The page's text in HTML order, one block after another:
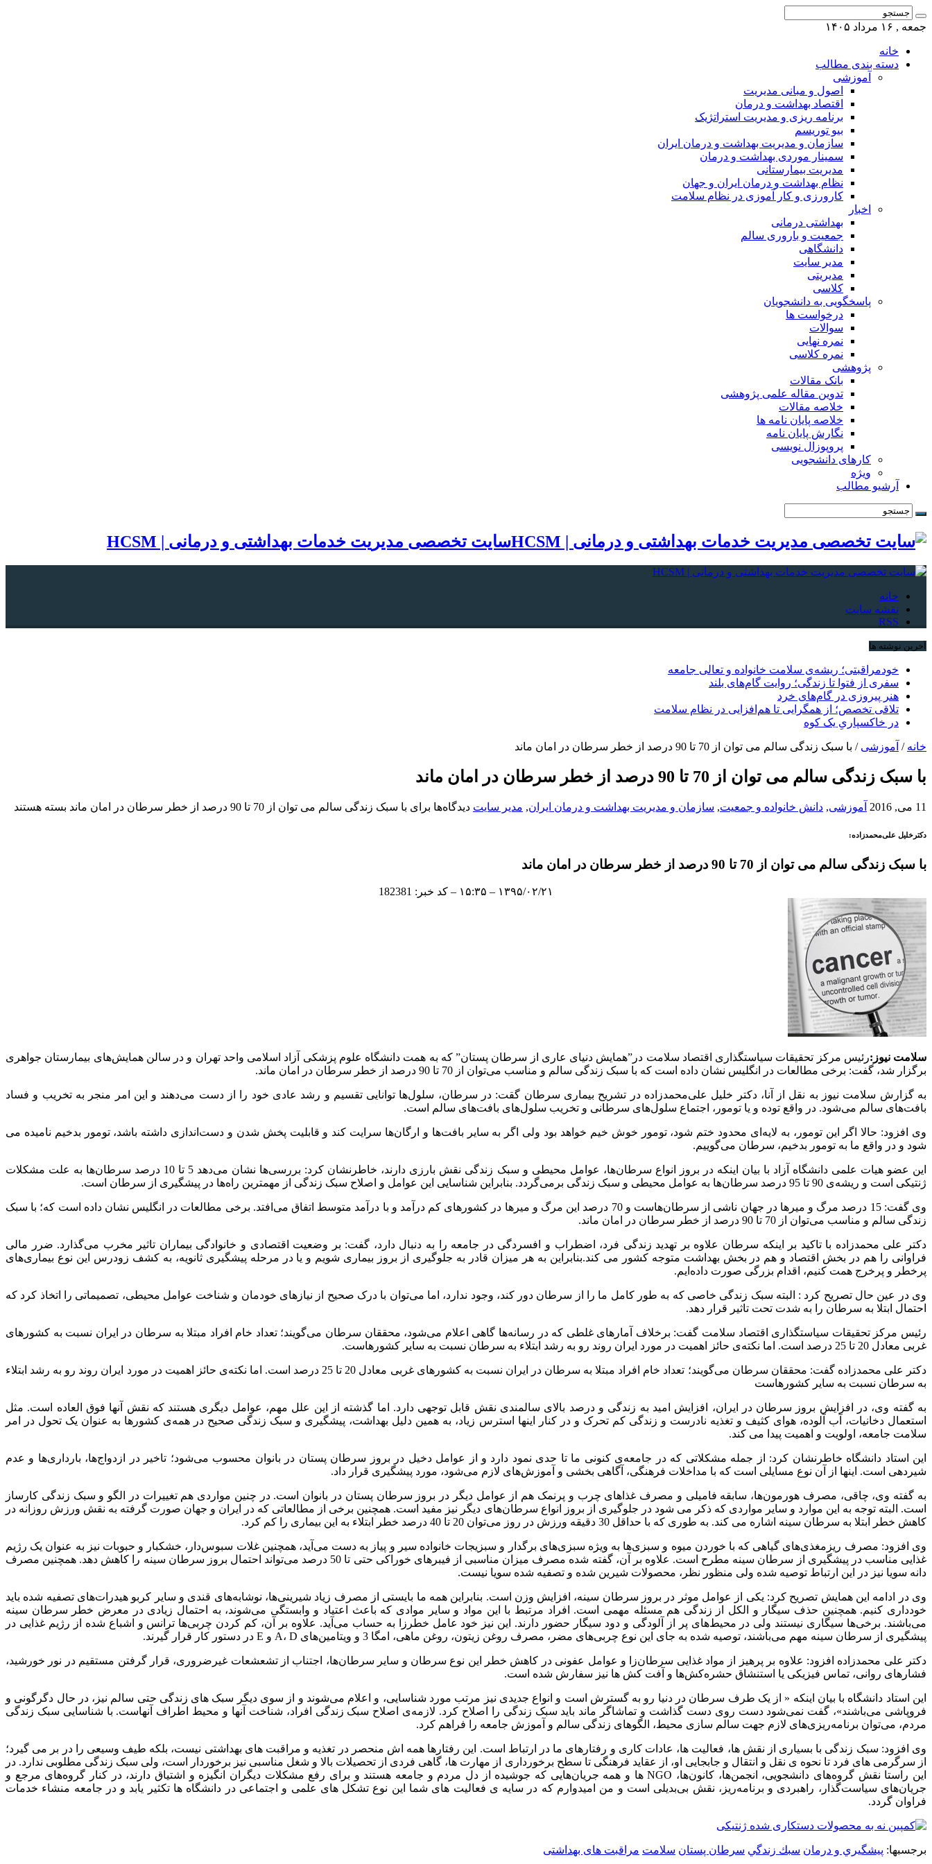
جمعه , ۱۶ مرداد ۱۴۰۵
خانه
دسته بندی مطالب
آموزشی
اصول و مبانی مدیریت
اقتصاد بهداشت و درمان
برنامه ریزی و مدیریت استراتژیک
بیو توریسم
سازمان و مدیریت بهداشت و درمان ایران
سمینار موردی بهداشت و درمان
مدیریت بیمارستانی
نظام بهداشت و درمان ایران و جهان
کارورزی و کار آموزی در نظام سلامت
اخبار
بهداشتی درمانی
جمعیت و باروری سالم
دانشگاهی
مدیر سایت
مدیریتی
کلاسی
پاسخگویی به دانشجویان
درخواست ها
سوالات
نمره نهایی
نمره کلاسی
پژوهشی
بانک مقالات
تدوین مقاله علمی پژوهشی
خلاصه مقالات
خلاصه پایان نامه ها
نگارش پایان نامه
پروپوزال نویسی
کارهای دانشجویی
ویژه
آرشیو مطالب
سایت تخصصی مدیریت خدمات بهداشتی و درمانی | HCSM
خانه
نقشه سایت
RSS
آخرین نوشته ها
خودمراقبتی؛ ریشه‌ی سلامت خانواده و تعالی جامعه
سفری از فتوا تا زندگی؛ روایت گام‌های بلند
هنر پیروزی در گام‌های خرد
تلاقی تخصص؛ از همگرایی تا هم‌افزایی در نظام سلامت
در خاکسپاریِ یک کوه
خانه / آموزشی / با سبک زندگی سالم می توان از 70 تا 90 درصد از خطر سرطان در امان ماند
با سبک زندگی سالم می توان از 70 تا 90 درصد از خطر سرطان در امان ماند
11 می, 2016 آموزشی, دانش خانواده و جمعیت, سازمان و مدیریت بهداشت و درمان ایران, مدیر سایت دیدگاه‌ها برای با سبک زندگی سالم می توان از 70 تا 90 درصد از خطر سرطان در امان ماند بسته هستند
دکترخليل علی‌محمدزاده:
با سبک زندگی سالم می توان از 70 تا 90 درصد از خطر سرطان در امان ماند
۱۳۹۵/۰۲/۲۱ – ۱۵:۳۵ – کد خبر: 182381
سلامت نیوز:رئیس مرکز تحقیقات سیاستگذاری اقتصاد سلامت در”همایش دنیای عاری از سرطان پستان” که به همت دانشگاه علوم پزشکی آزاد اسلامی واحد تهران و در سالن همایش‌های بیمارستان جواهری
برگزار شد، گفت: برخی مطالعات در انگلیس نشان داده است که با سبک زندگی سالم و مناسب می‌توان از 70 تا 90 درصد از خطر سرطان در امان ماند.
به گزارش سلامت نیوز به نقل از آنا، دکتر خلیل علی‌محمدزاده در تشریح بیماری سرطان گقت: در سرطان، سلول‌ها توانایی تقسیم و رشد عادی خود را از دست می‌دهند و این امر منجر به تخریب و فساد
بافت‌های سالم می‌شود. در واقع توده و یا تومور، اجتماع سلول‌های سرطانی و تخریب سلول‌های بافت‌های سالم است.
وی افزود: حالا اگر این تومور، به لایه‌ای محدود ختم شود، تومور خوش خیم خواهد بود ولی اگر به سایر بافت‌ها و ارگان‌ها سرایت کند و قابلیت پخش شدن و دست‌اندازی داشته باشد، تومور بدخیم نامیده می
شود و در واقع ما به تومور بدخیم، سرطان می‌گوییم.
این عضو هیات علمی دانشگاه آزاد با بیان اینکه در بروز انواع سرطان‌ها، عوامل محیطی و سبک زندگی نقش بارزی دارند، خاطرنشان کرد: بررسی‌ها نشان می‌دهد 5 تا 10 درصد سرطان‌ها به علت مشکلات
ژنتیکی است و ریشه‌ی 90 تا 95 درصد سرطان‌ها به عوامل محیطی و سبک زندگی برمی‌گردد. بنابراین شناسایی این عوامل و اصلاح سبک زندگی از مهمترین راه‌ها در پیشگیری از سرطان است.
وی گفت: 15 درصد مرگ و میرها در جهان ناشی از سرطان‌هاست و 70 درصد این مرگ و میرها در کشورهای کم درآمد و با درآمد متوسط اتفاق می‌افتد. برخی مطالعات در انگلیس نشان داده است که؛ با سبک
زندگی سالم و مناسب می‌توان از 70 تا 90 درصد از خطر سرطان در امان ماند.
دکتر علی محمدزاده با تاکید بر اینکه سرطان علاوه بر تهدید زندگی فرد، اضطراب و افسردگی در جامعه را به دنبال دارد، گفت: بر وضعیت اقتصادی و خانوادگی بیماران تاثیر مخرب می‌گذارد. ضرر مالی
فراوانی را هم در بخش اقتصاد و هم در بخش بهداشت متوجه کشور می کند.بنابراین به هر میزان قادر به جلوگیری از بروز بیماری شویم و یا در مرحله پیشگیری ثانویه، به کشف زودرس این نوع بیماری‌های
پرخطر و پرخرج همت کنیم، اقدام بزرگی صورت داده‌ایم.
وی در عین حال تصریح کرد : البته سبک زندگی خاصی که به طور کامل ما را از سرطان دور کند، وجود ندارد، اما می‌توان با درک صحیح از نیازهای خودمان و شناخت عوامل محیطی، تصمیماتی را اتخاذ کرد که
احتمال ابتلا به سرطان را به شدت تحت تاثیر قرار دهد.
رئیس مرکز تحقیقات سیاستگذاری اقتصاد سلامت گفت: برخلاف آمارهای غلطی که در رسانه‌ها گاهی اعلام می‌شود، محققان سرطان می‌گویند؛ تعداد خام افراد مبتلا به سرطان در ایران نسبت به کشورهای
غربی معادل 20 تا 25 درصد است. اما نکته‌ی حائز اهمیت در مورد ایران روند رو به رشد ابتلاء به سرطان نسبت به سایر کشورهاست.
دکتر علی محمدزاده گفت: محققان سرطان می‌گویند؛ تعداد خام افراد مبتلا به سرطان در ایران نسبت به کشورهای غربی معادل 20 تا 25 درصد است. اما نکته‌ی حائز اهمیت در مورد ایران روند رو به رشد ابتلاء
به سرطان نسبت به سایر کشورهاست
به گفته وی، در افزایش بروز سرطان در ایران، افزایش امید به زندگی و درصد بالای سالمندی نقش قابل توجهی دارد. اما گذشته از این علل مهم، عوامل دیگری هستند که نقش آنها فوق العاده است. مثل
استعمال دخانیات، آب آلوده، هوای کثیف و تغذیه نادرست و زندگی کم تحرک و در کنار اینها استرس زیاد، به همین دلیل بهداشت، پیشگیری و سبک زندگی صحیح در همه‌ی کشورها به عنوان یک تحول در امر
سلامت جامعه، اولویت و اهمیت پیدا می کند.
این استاد دانشگاه خاطرنشان کرد: از جمله مشکلاتی که در جامعه‌ی کنونی ما تا حدی نمود دارد و از عوامل دخیل در بروز سرطان پستان در بانوان محسوب می‌شود؛ تاخیر در ازدواج‌ها، بارداری‌ها و عدم
شیردهی است. اینها از آن نوع مسایلی است که با مداخلات فرهنگی، آگاهی بخشی و آموزش‌های لازم می‌شود، مورد پیشگیری قرار داد.
به گفته وی، چاقی، مصرف هورمون‌ها، سابقه فامیلی و مصرف غذاهای چرب و پرنمک هم از عوامل دیگر در بروز سرطان پستان در بانوان است. در چنین مواردی هم تغییرات در الگو و سبک زندگی کارساز
است. البته توجه به این موارد و سایر مواردی که ذکر می شود در جلوگیری از بروز انواع سرطان‌های دیگر نیز مفید است. همچنین برخی از مطالعاتی که در ایران و جهان صورت گرفته به نقش ورزش روزانه در
کاهش خطر ابتلا به سرطان سینه اشاره می کند. به طوری که با حداقل 30 دقیقه ورزش در روز می‌توان 20 تا 40 درصد خطر ابتلاء به این بیماری را کم کرد.
وی افزود: مصرف ریزمغذی‌های گیاهی که با خوردن میوه و سبزی‌ها به ویژه سبزی‌های برگدار و سبزیجات خانواده سیر و پیاز به دست می‌آید، همچنین غلات سبوس‌دار، خشکبار و حبوبات نیز به عنوان یک رژیم
غذایی مناسب در پیشگیری از سرطان سینه مطرح است. علاوه بر آن، گفته شده مصرف میزان مناسبی از فیبرهای خوراکی حتی تا 50 درصد می‌تواند احتمال بروز سرطان سینه را کاهش دهد. همچنین مصرف
دانه سویا نیز در این ارتباط توصیه شده ولی منظور نظر، محصولات شیرین شده و تصفیه شده سویا نیست.
وی در ادامه این همایش تصریح کرد: یکی از عوامل موثر در بروز سرطان سینه، افزایش وزن است. بنابراین همه ما بایستی از مصرف زیاد شیرینی‌ها، نوشابه‌های قندی و سایر کربو هیدرات‌های تصفیه شده باید
خودداری کنیم. همچنین حذف سیگار و الکل از زندگی هم مسئله مهمی است. افراد مرتبط با این مواد و سایر موادی که باعث اعتیاد و وابستگی می‌شوند، به احتمال زیادی در معرض خطر سرطان سینه
می‌باشند. برخی‌ها سیگاری نیستند ولی در محیط‌های پر از آلودگی و دود سیگار حضور دارند. این نیز خود عامل خطرزا به حساب می‌آید. علاوه بر آن، کم کردن چربی‌ها ترانس و اشباع شده از رژیم غذایی در
پیشگیری از سرطان سینه مهم می‌باشند، توصیه شده به جای این نوع چربی‌های مضر، مصرف روغن زیتون، روغن ماهی، امگا 3 و ویتامین‌های A، D و E در دستور کار قرار گیرند.
دکتر علی محمدزاده افزود: علاوه بر پرهیز از مواد غذایی سرطان‌زا و عوامل عفونی در کاهش خطر این نوع سرطان و سایر سرطان‌ها، اجتناب از تشعشعات غیرضروری، قرار گرفتن مستقیم در نور خورشید،
فشارهای روانی، تماس فیزیکی یا استنشاق حشره‌کش‌ها و آفت کش ها نیز سفارش شده است.
این استاد دانشگاه با بیان اینکه « از یک طرف سرطان در دنیا رو به گسترش است و انواع جدیدی نیز مرتب مورد شناسایی، و اعلام می‌شوند و از سوی دیگر سبک ‌های زندگی حتی سالم نیز، در حال دگرگونی و
فروپاشی می‌باشند»، گفت نمی‌شود دست روی دست گذاشت و تماشاگر ماند باید سبک زندگی را اصلاح کرد. لازمه‌ی اصلاح سبک زندگی افراد، شناخت آنها و محیط اطراف آنهاست. با شناسایی سبک زندگی
مردم، می‌توان برنامه‌ریزی‌های لازم جهت سالم سازی محیط، الگوهای زندگی سالم و آموزش جامعه را فراهم کرد.
وی افزود: سبک زندگی با بسیاری از نقش ها، فعالیت ها، عادات کاری و رفتارهای ما در ارتباط است. این رفتارها همه اش منحصر در تغذیه و مراقبت های بهداشتی نیست، بلکه طیف وسیعی را در بر می گیرد؛
از سرگرمی های فرد تا نحوه ی نقل و انتقال و جابجایی او، از عقاید فرهنگی تا سطح برخورداری از مهارت ها، گاهی فردی از تحصیلات بالا و شغل مناسبی نیز برخوردار است، ولی سبک زندگی مطلوبی ندارد. در
این راستا نقش گروه‌های دانشجویی، انجمن‌ها، کانون‌ها، NGO ها و همه جریان‌هایی که جوشیده از دل مردم و جامعه هستند و برای رفع مشکلات دیگران انگیزه و اشتیاق دارند، در کنار گروه‌های مرجع و
جریان‌های سیاست‌گذار، راهبردی و برنامه‌ریز، نقش بی‌بدیلی است و من امیدوارم که در سایه ی فعالیت های شما این نوع تشکل های علمی و اجتماعی در دانشگاه ها تکثیر یابد و در جامعه منشاء خدمات
فراوان گردد.
برجسبها: پيشگيري و درمان سبك زندگي سرطان پستان سلامت مراقبت های بهداشتی